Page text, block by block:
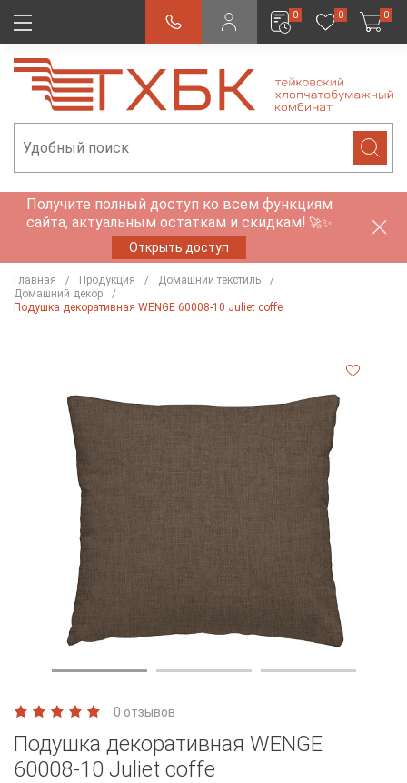
0 0 0
Получите полный доступ ко всем функциям
сайта, актуальным остаткам и скидкам! 🚀✨
Открыть доступ
Главная Продукция
Домашний текстиль
Домашний декор
Подушка декоративная WENGE 60008-10 Juliet coffe
0 отзывов
Подушка декоративная WENGE
60008-10 Juliet coffe